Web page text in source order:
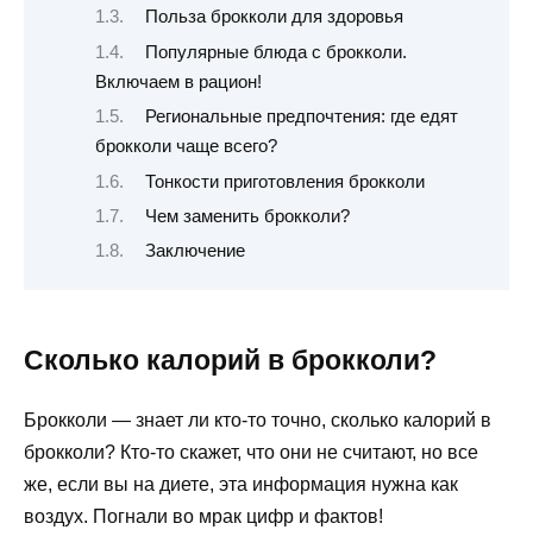
Польза брокколи для здоровья
Популярные блюда с брокколи.
Включаем в рацион!
Региональные предпочтения: где едят
брокколи чаще всего?
Тонкости приготовления брокколи
Чем заменить брокколи?
Заключение
Сколько калорий в брокколи?
Брокколи — знает ли кто-то точно, сколько калорий в
брокколи? Кто-то скажет, что они не считают, но все
же, если вы на диете, эта информация нужна как
воздух. Погнали во мрак цифр и фактов!